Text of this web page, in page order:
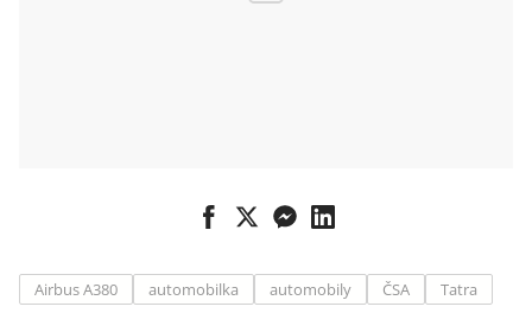
Airbus A380 automobilka automobily ČSA Tatra